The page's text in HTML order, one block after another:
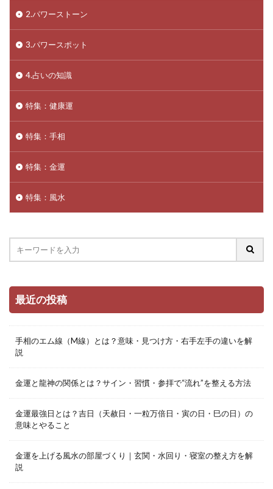
2.パワーストーン
3.パワースポット
4.占いの知識
特集：健康運
特集：手相
特集：金運
特集：風水
最近の投稿
手相のエム線（M線）とは？意味・見つけ方・右手左手の違いを解
説
金運と龍神の関係とは？サイン・習慣・参拝で“流れ”を整える方法
金運最強日とは？吉日（天赦日・一粒万倍日・寅の日・巳の日）の
意味とやること
金運を上げる風水の部屋づくり｜玄関・水回り・寝室の整え方を解
説